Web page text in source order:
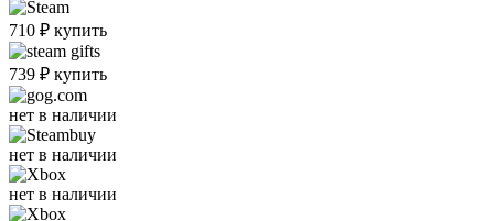
710 ₽ купить
739 ₽ купить
нет в наличии
нет в наличии
нет в наличии